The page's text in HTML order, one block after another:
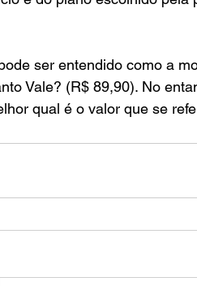
ser entendido como a
Vale? (R$ 89,90). No
qual é o valor que se